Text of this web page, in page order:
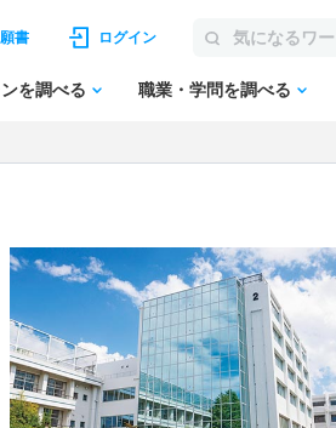
書 ログイン
を調べる 職業・学問を調べる